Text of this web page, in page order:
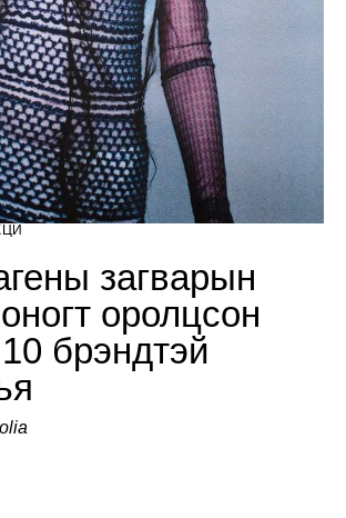
загварын
оролцсон
брэндтэй